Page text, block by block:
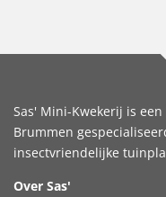
Sas' Mini-Kwekerij is
Brummen
insectvriendelijke
Over Sas'